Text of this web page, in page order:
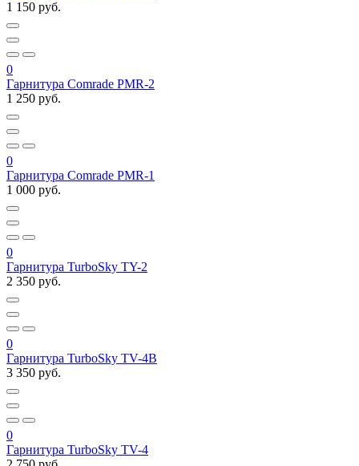
1 150 руб.
0
Гарнитура Comrade PMR-2
1 250 руб.
0
Гарнитура Comrade PMR-1
1 000 руб.
0
Гарнитура TurboSky TY-2
2 350 руб.
0
Гарнитура TurboSky TV-4B
3 350 руб.
0
Гарнитура TurboSky TV-4